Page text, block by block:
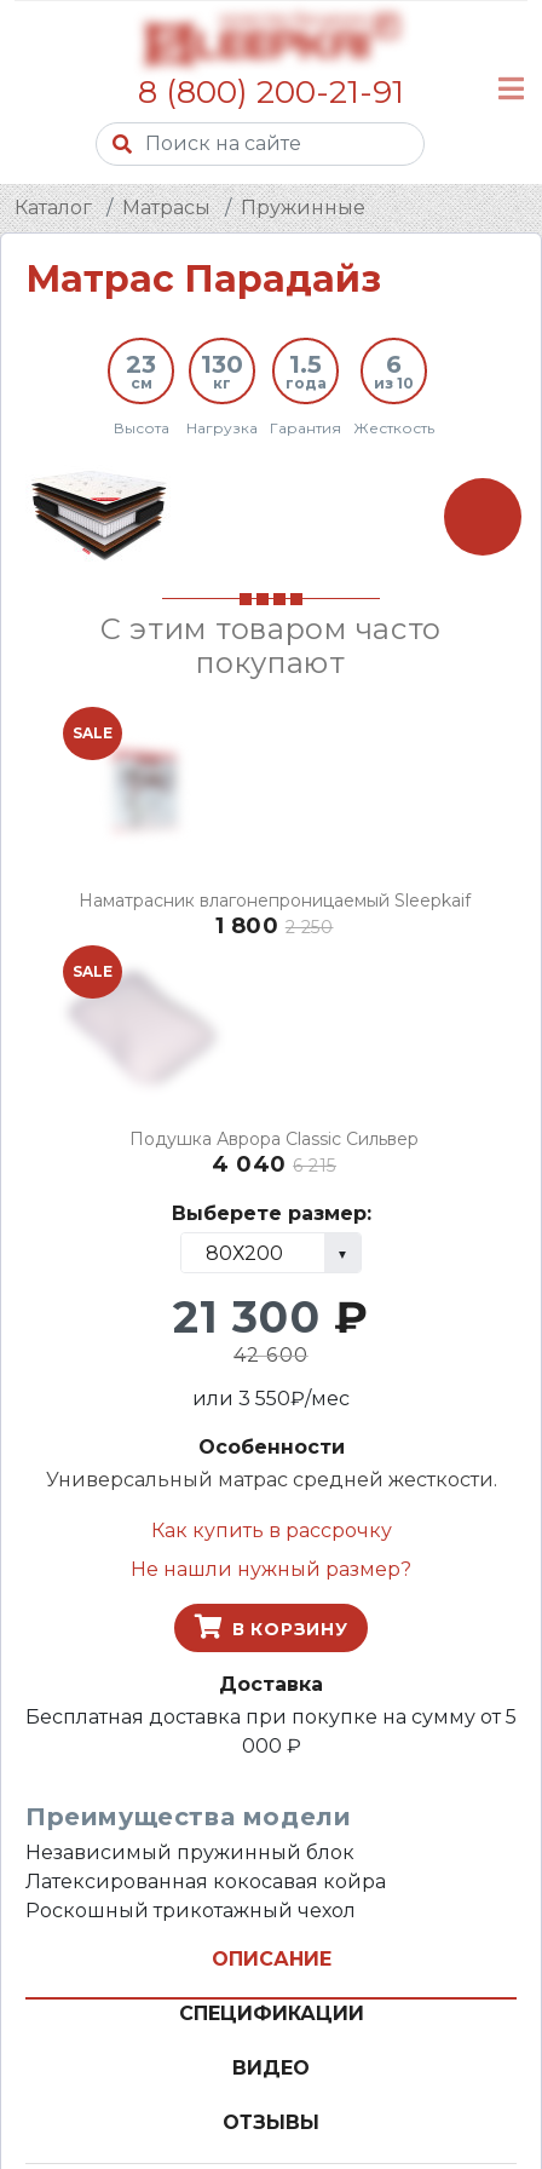
8 (800) 200-21-91
Каталог Матрасы Пружинные
Матрас Парадайз
23
см
Высота
130
кг
Нагрузка
1.5
года
Гарантия
6
из 10
Жесткость
С этим товаром часто
покупают
SALE
Наматрасник влагонепроницаемый Sleepkaif
1 800 2 250
SALE
Подушка Аврора Classic Сильвер
4 0406 215
Выберете размер:
21 300 ₽
42 600
или 3 550₽/мес
Особенности
Универсальный матрас средней жесткости.
Как купить в рассрочку
Не нашли нужный размер?
В КОРЗИНУ
Доставка
Бесплатная доставка при покупке на сумму от 5
000 ₽
Преимущества модели
Независимый пружинный блок
Латексированная кокосавая койра
Роскошный трикотажный чехол
ОПИСАНИЕ
СПЕЦИФИКАЦИИ
ВИДЕО
ОТЗЫВЫ